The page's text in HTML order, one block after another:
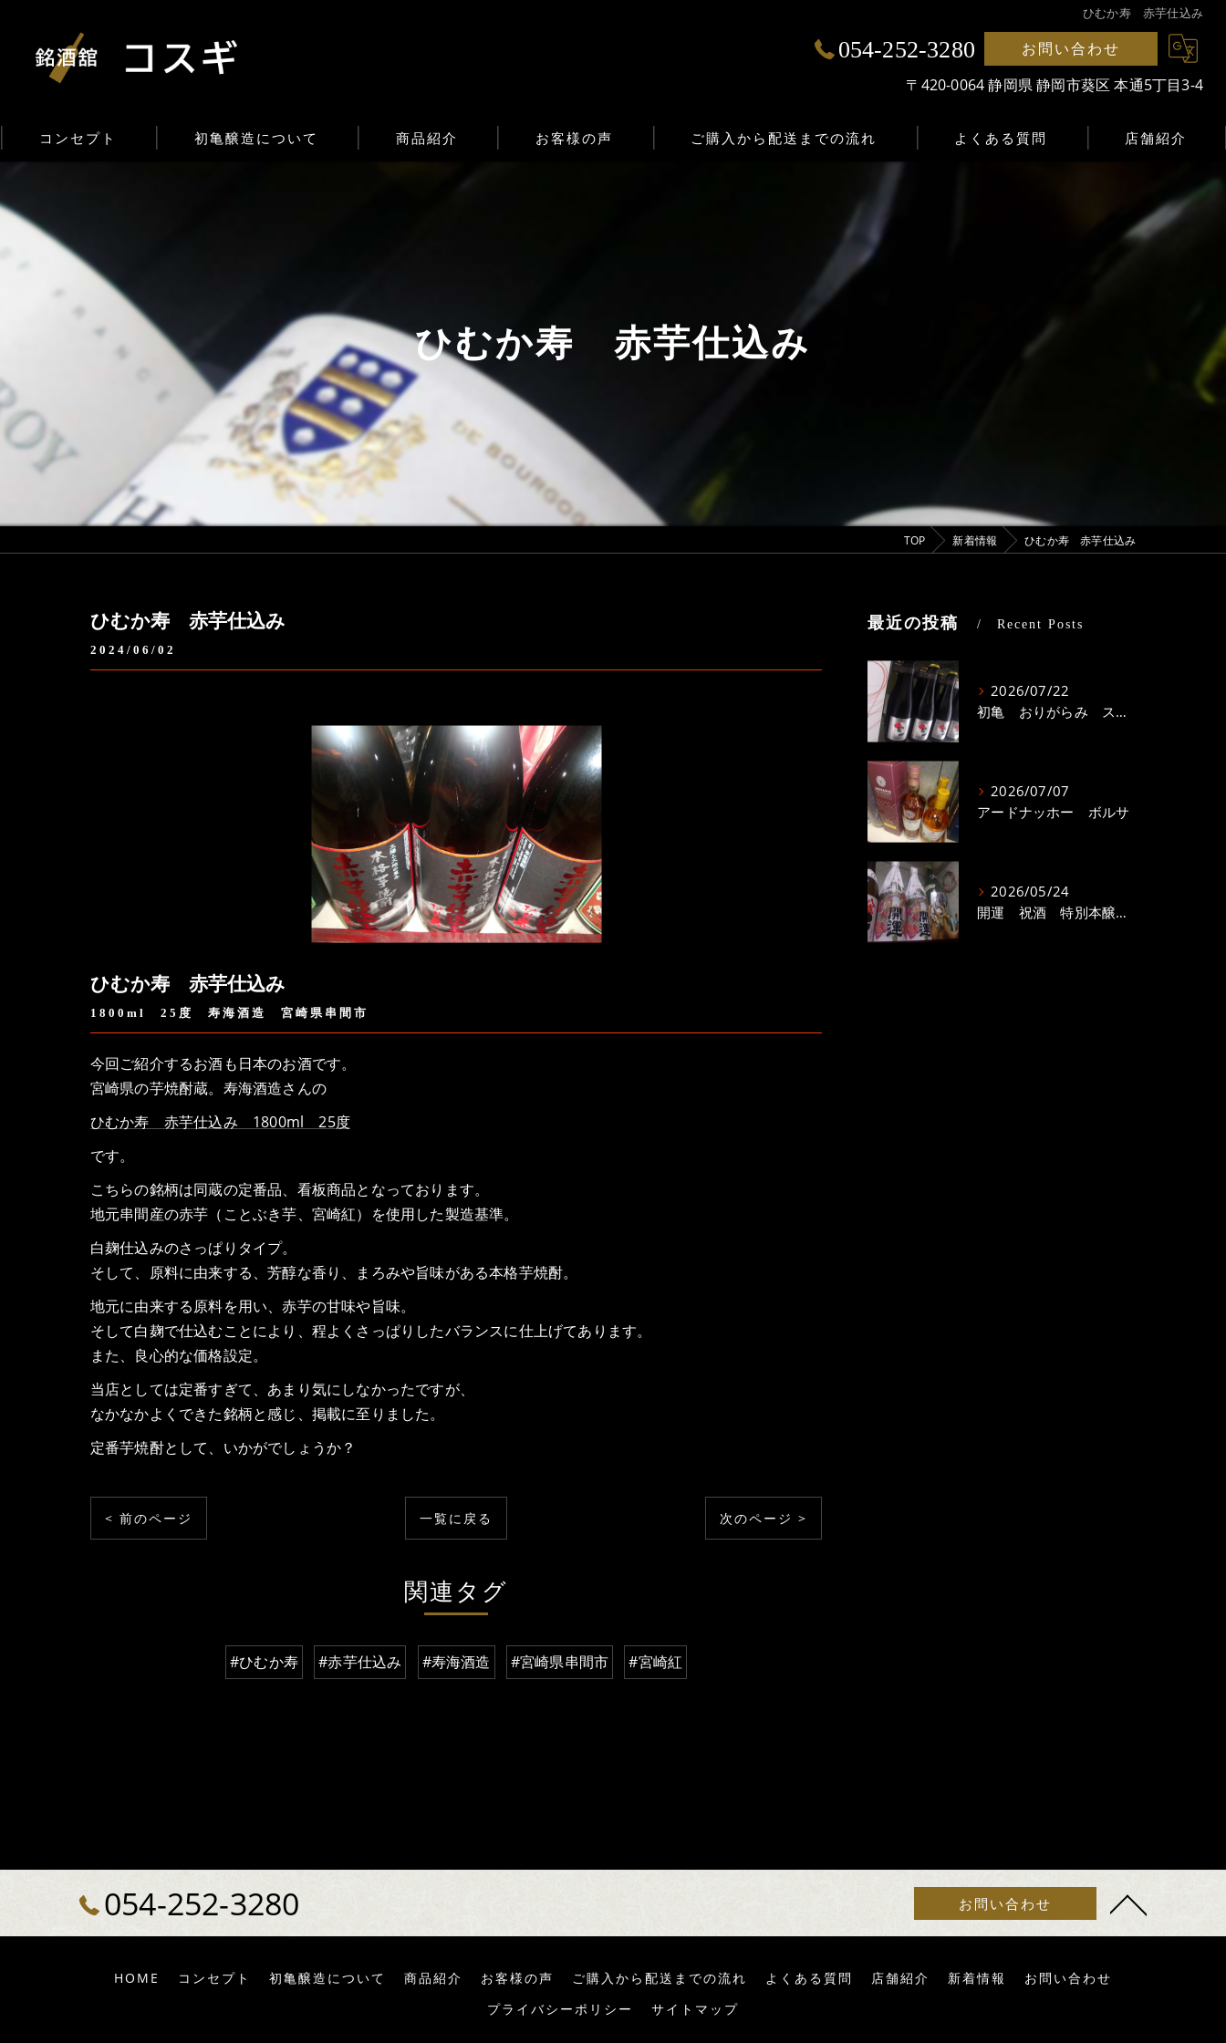
ひむか寿 赤芋仕込み
054-252-3280
お問い合わせ
〒420-0064 静岡県 静岡市葵区 本通5丁目3-4
コンセプト 初亀醸造について 商品紹介 お客様の声 ご購入から配送までの流れ よくある質問 店舗紹介
ひむか寿 赤芋仕込み
TOP 新着情報 ひむか寿 赤芋仕込み
ひむか寿 赤芋仕込み
2024/06/02
ひむか寿 赤芋仕込み
1800ml 25度 寿海酒造 宮崎県串間市
今回ご紹介するお酒も日本のお酒です。
宮崎県の芋焼酎蔵。寿海酒造さんの
ひむか寿 赤芋仕込み 1800ml 25度
です。
こちらの銘柄は同蔵の定番品、看板商品となっております。
地元串間産の赤芋（ことぶき芋、宮崎紅）を使用した製造基準。
白麹仕込みのさっぱりタイプ。
そして、原料に由来する、芳醇な香り、まろみや旨味がある本格芋焼酎。
地元に由来する原料を用い、赤芋の甘味や旨味。
そして白麹で仕込むことにより、程よくさっぱりしたバランスに仕上げてあります。
また、良心的な価格設定。
当店としては定番すぎて、あまり気にしなかったですが、
なかなかよくできた銘柄と感じ、掲載に至りました。
定番芋焼酎として、いかがでしょうか？
< 前のページ 一覧に戻る 次のページ >
関連タグ
#ひむか寿 #赤芋仕込み #寿海酒造 #宮崎県串間市 #宮崎紅
最近の投稿 Recent Posts
2026/07/22
初亀 おりがらみ スパークリング
2026/07/07
アードナッホー ボルサ
2026/05/24
開運 祝酒 特別本醸造 1800ml 15度
054-252-3280 お問い合わせ
HOME コンセプト 初亀醸造について 商品紹介 お客様の声 ご購入から配送までの流れ よくある質問 店舗紹介 新着情報
お問い合わせ
プライバシーポリシー
サイトマップ